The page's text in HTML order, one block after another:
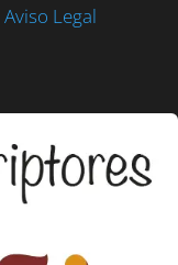
Aviso Legal